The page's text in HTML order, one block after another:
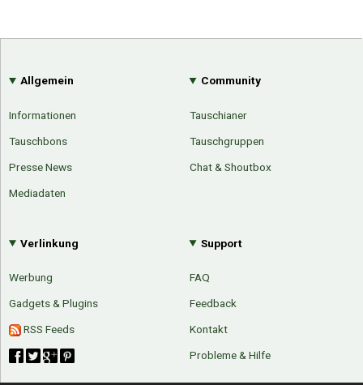
Allgemein
Informationen
Tauschbons
Presse News
Mediadaten
Community
Tauschianer
Tauschgruppen
Chat & Shoutbox
Verlinkung
Werbung
Gadgets & Plugins
RSS Feeds
Support
FAQ
Feedback
Kontakt
Probleme & Hilfe